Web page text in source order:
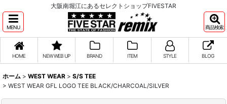
大阪南堀江にあるセレクトショップFIVESTAR
MENU 商品検索
HOME NEW WEB UP BRAND ITEM STYLE BLOG
ホーム > WEST WEAR > S/S TEE
> WEST WEAR GFL LOGO TEE BLACK/CHARCOAL/SILVER